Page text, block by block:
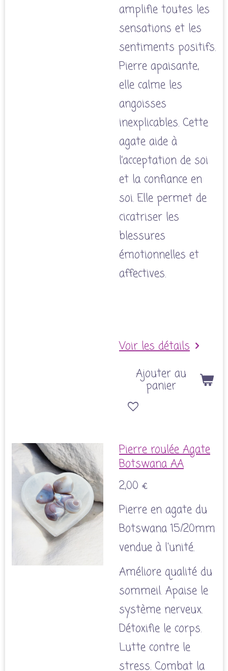
amplifie toutes les
sensations et les
sentiments positifs.
Pierre apaisante,
elle calme les
angoisses
inexplicables. Cette
agate aide à
l’acceptation de soi
et la confiance en
soi. Elle permet de
cicatriser les
blessures
émotionnelles et
affectives.
Voir les détails
Ajouter au
panier
Pierre roulée Agate
Botswana AA
2,00 €
Pierre en agate du
Botswana 15/20mm
vendue à l'unité.
Améliore qualité du
sommeil. Apaise le
système nerveux.
Détoxifie le corps.
Lutte contre le
stress. Combat la